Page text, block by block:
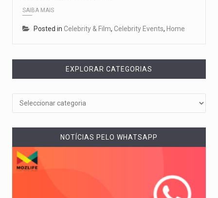
SAIBA MAIS
Posted in Celebrity & Film, Celebrity Events, Home
EXPLORAR CATEGORIAS
NOTÍCIAS PELO WHATSAPP